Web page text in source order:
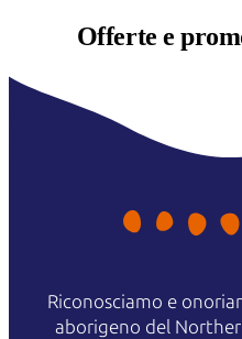
Offerte e
Riconosciamo e
aborigeno del